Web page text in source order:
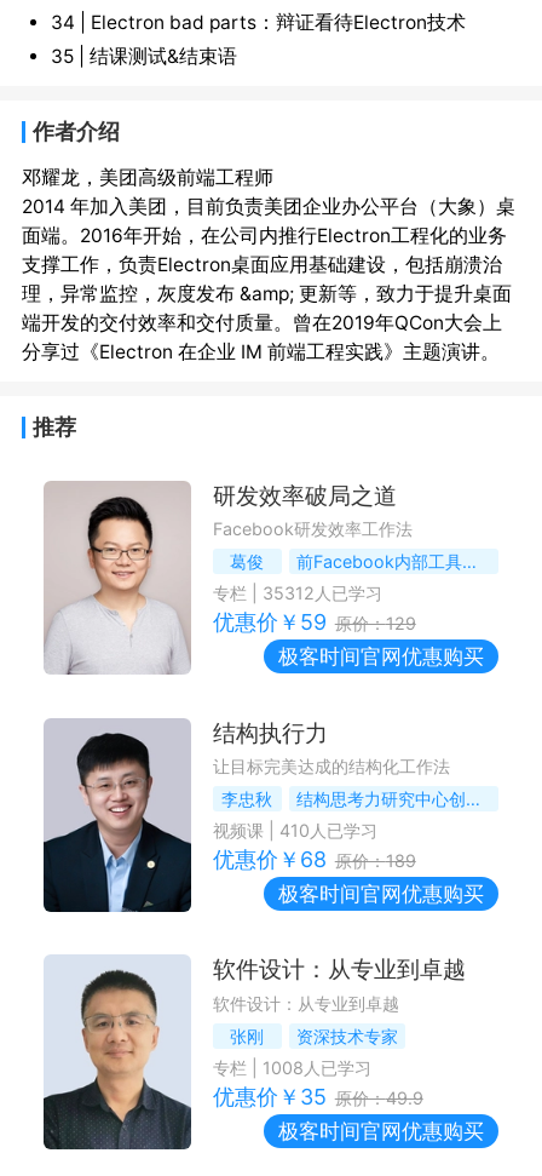
34 | Electron bad parts：辩证看待Electron技术
35 | 结课测试&结束语
作者介绍
邓耀龙，美团高级前端工程师
2014 年加入美团，目前负责美团企业办公平台（大象）桌
面端。2016年开始，在公司内推行Electron工程化的业务
支撑工作，负责Electron桌面应用基础建设，包括崩溃治
理，异常监控，灰度发布 &amp; 更新等，致力于提升桌面
端开发的交付效率和交付质量。曾在2019年QCon大会上
推荐
研发效率破局之道
Facebook研发效率工作法
葛俊
前Facebook内部工具团队Tech Lead
专栏
35312 人已学习
优惠价￥ 59 原价：129
极客时间官网优惠购买
结构执行力
让目标完美达成的结构化工作法
李忠秋
结构思考力研究中心创始人
视频课| 410 人已学习
优惠价￥ 68 原价：189
极客时间官网优惠购买
软件设计：从专业到卓越
软件设计：从专业到卓越
张刚
资深技术专家
专栏
1008 人已学习
优惠价￥ 35 原价：49.9
极客时间官网优惠购买